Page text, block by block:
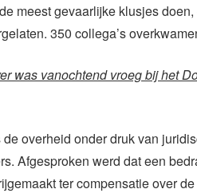
meest gevaarlijke klusjes
350 collega’s
was vanochtend vroeg bij het
de overheid onder druk van
Afgesproken werd dat een
ter compensatie over